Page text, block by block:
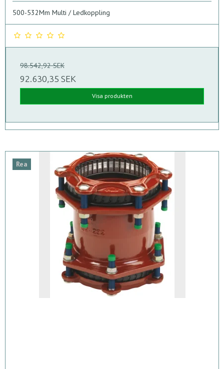
500-532Mm Multi / Ledkoppling
98.542,92 SEK
92.630,35 SEK
Visa produkten
Rea